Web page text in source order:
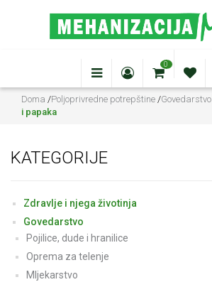
0
Doma /Poljoprivredne potrepštine /Govedarstvo
i papaka
KATEGORIJE
Zdravlje i njega životinja
Govedarstvo
Pojilice, dude i hranilice
Oprema za telenje
Mljekarstvo